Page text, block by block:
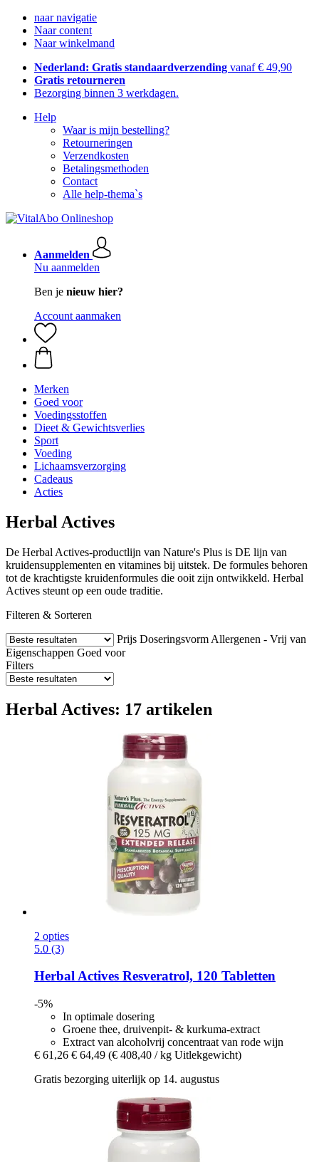
naar navigatie
Naar content
Naar winkelmand
Nederland: Gratis standaardverzending vanaf € 49,90
Gratis retourneren
Bezorging binnen 3 werkdagen.
Help
Waar is mijn bestelling?
Retourneringen
Verzendkosten
Betalingsmethoden
Contact
Alle help-thema`s
Aanmelden
Nu aanmelden
Ben je nieuw hier?
Account aanmaken
Merken
Goed voor
Voedingsstoffen
Dieet & Gewichtsverlies
Sport
Voeding
Lichaamsverzorging
Cadeaus
Acties
Herbal Actives
De Herbal Actives-productlijn van Nature's Plus is DE lijn van
kruidensupplementen en vitamines bij uitstek. De formules behoren
tot de krachtigste kruidenformules die ooit zijn ontwikkeld. Herbal
Actives steunt op een oude traditie.
Filteren & Sorteren
Prijs Doseringsvorm Allergenen - Vrij van
Eigenschappen Goed voor
Filters
Herbal Actives: 17 artikelen
2 opties
5.0 (3)
Herbal Actives Resveratrol, 120 Tabletten
-5%
In optimale dosering
Groene thee, druivenpit- & kurkuma-extract
Extract van alcoholvrij concentraat van rode wijn
€ 61,26 € 64,49 (€ 408,40 / kg Uitlekgewicht)
Gratis bezorging uiterlijk op 14. augustus